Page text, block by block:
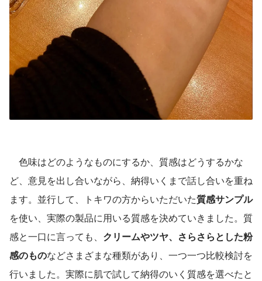
色味はどのようなものにするか、質感はどうするかな
ど、意見を出し合いながら、納得いくまで話し合いを重ね
ます。並行して、トキワの方からいただいた質感サンプル
を使い、実際の製品に用いる質感を決めていきました。質
感と一口に言っても、 クリームやツヤ、さらさらとした粉
感のものなどさまざまな種類があり、一つ一つ比較検討を
行いました。実際に肌で試して納得のいく質感を選べたと